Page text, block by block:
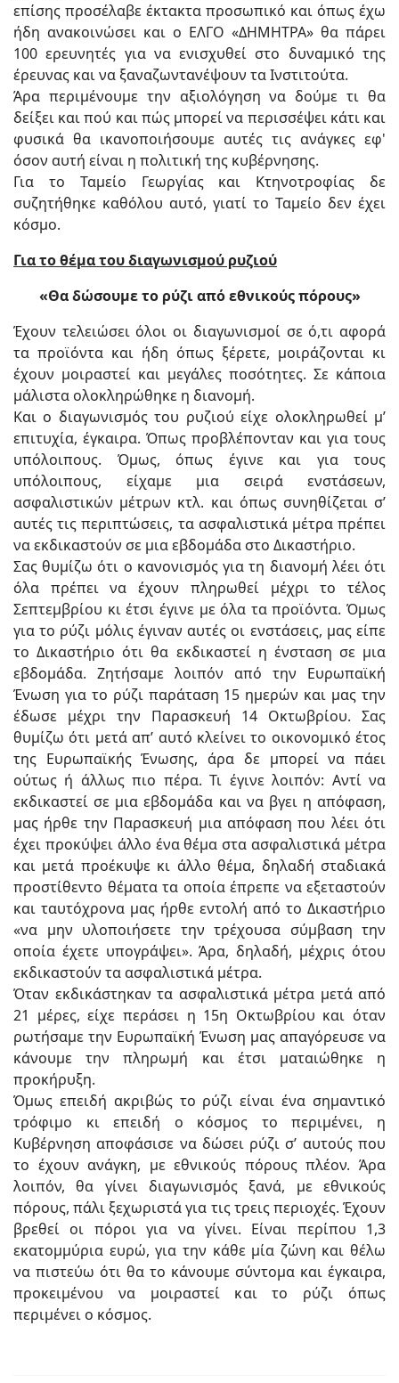
επίσης προσέλαβε έκτακτα προσωπικό και όπως έχω
ήδη ανακοινώσει και ο ΕΛΓΟ «ΔΗΜΗΤΡΑ» θα πάρει
100 ερευνητές για να ενισχυθεί στο δυναμικό της
έρευνας και να ξαναζωντανέψουν τα Ινστιτούτα.
Άρα περιμένουμε την αξιολόγηση να δούμε τι θα
δείξει και πού και πώς μπορεί να περισσέψει κάτι και
φυσικά θα ικανοποιήσουμε αυτές τις ανάγκες εφ'
όσον αυτή είναι η πολιτική της κυβέρνησης.
Για το Ταμείο Γεωργίας και Κτηνοτροφίας δε
συζητήθηκε καθόλου αυτό, γιατί το Ταμείο δεν έχει
κόσμο.
Για το θέμα του διαγωνισμού ρυζιού
«Θα δώσουμε το ρύζι από εθνικούς πόρους»
Έχουν τελειώσει όλοι οι διαγωνισμοί σε ό,τι αφορά
τα προϊόντα και ήδη όπως ξέρετε, μοιράζονται κι
έχουν μοιραστεί και μεγάλες ποσότητες. Σε κάποια
μάλιστα ολοκληρώθηκε η διανομή.
Και ο διαγωνισμός του ρυζιού είχε ολοκληρωθεί μ’
επιτυχία, έγκαιρα. Όπως προβλέπονταν και για τους
υπόλοιπους. Όμως, όπως έγινε και για τους
υπόλοιπους, είχαμε μια σειρά ενστάσεων,
ασφαλιστικών μέτρων κτλ. και όπως συνηθίζεται σ’
αυτές τις περιπτώσεις, τα ασφαλιστικά μέτρα πρέπει
να εκδικαστούν σε μια εβδομάδα στο Δικαστήριο.
Σας θυμίζω ότι ο κανονισμός για τη διανομή λέει ότι
όλα πρέπει να έχουν πληρωθεί μέχρι το τέλος
Σεπτεμβρίου κι έτσι έγινε με όλα τα προϊόντα. Όμως
για το ρύζι μόλις έγιναν αυτές οι ενστάσεις, μας είπε
το Δικαστήριο ότι θα εκδικαστεί η ένσταση σε μια
εβδομάδα. Ζητήσαμε λοιπόν από την Ευρωπαϊκή
Ένωση για το ρύζι παράταση 15 ημερών και μας την
έδωσε μέχρι την Παρασκευή 14 Οκτωβρίου. Σας
θυμίζω ότι μετά απ’ αυτό κλείνει το οικονομικό έτος
της Ευρωπαϊκής Ένωσης, άρα δε μπορεί να πάει
ούτως ή άλλως πιο πέρα. Τι έγινε λοιπόν: Αντί να
εκδικαστεί σε μια εβδομάδα και να βγει η απόφαση,
μας ήρθε την Παρασκευή μια απόφαση που λέει ότι
έχει προκύψει άλλο ένα θέμα στα ασφαλιστικά μέτρα
και μετά προέκυψε κι άλλο θέμα, δηλαδή σταδιακά
προστίθεντο θέματα τα οποία έπρεπε να εξεταστούν
και ταυτόχρονα μας ήρθε εντολή από το Δικαστήριο
«να μην υλοποιήσετε την τρέχουσα σύμβαση την
οποία έχετε υπογράψει». Άρα, δηλαδή, μέχρις ότου
εκδικαστούν τα ασφαλιστικά μέτρα.
Όταν εκδικάστηκαν τα ασφαλιστικά μέτρα μετά από
21 μέρες, είχε περάσει η 15η Οκτωβρίου και όταν
ρωτήσαμε την Ευρωπαϊκή Ένωση μας απαγόρευσε να
κάνουμε την πληρωμή και έτσι ματαιώθηκε η
προκήρυξη.
Όμως επειδή ακριβώς το ρύζι είναι ένα σημαντικό
τρόφιμο κι επειδή ο κόσμος το περιμένει, η
Κυβέρνηση αποφάσισε να δώσει ρύζι σ’ αυτούς που
το έχουν ανάγκη, με εθνικούς πόρους πλέον. Άρα
λοιπόν, θα γίνει διαγωνισμός ξανά, με εθνικούς
πόρους, πάλι ξεχωριστά για τις τρεις περιοχές. Έχουν
βρεθεί οι πόροι για να γίνει. Είναι περίπου 1,3
εκατομμύρια ευρώ, για την κάθε μία ζώνη και θέλω
να πιστεύω ότι θα το κάνουμε σύντομα και έγκαιρα,
προκειμένου να μοιραστεί και το ρύζι όπως
περιμένει ο κόσμος.